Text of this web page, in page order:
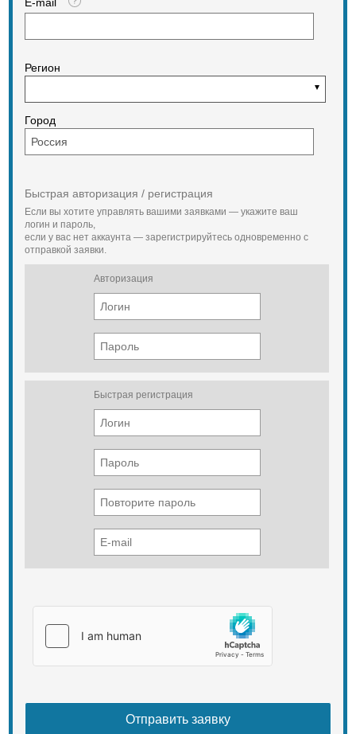
Регион
Город
Быстрая авторизация / регистрация
Если вы хотите управлять вашими заявками — укажите ваш
логин и пароль,
если у вас нет аккаунта — зарегистрируйтесь одновременно с
отправкой заявки.
Авторизация
Быстрая регистрация